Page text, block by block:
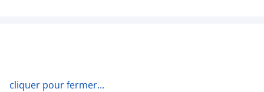
cliquer pour fermer...